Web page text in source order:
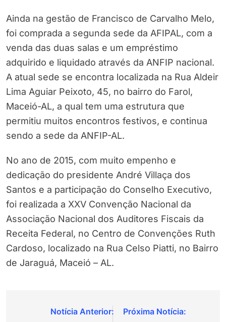
Ainda na gestão de Francisco de Carvalho Melo,
foi comprada a segunda sede da AFIPAL, com a
venda das duas salas e um empréstimo
adquirido e liquidado através da ANFIP nacional.
A atual sede se encontra localizada na Rua Aldeir
Lima Aguiar Peixoto, 45, no bairro do Farol,
Maceió-AL, a qual tem uma estrutura que
permitiu muitos encontros festivos, e continua
sendo a sede da ANFIP-AL.
No ano de 2015, com muito empenho e
dedicação do presidente André Villaça dos
Santos e a participação do Conselho Executivo,
foi realizada a XXV Convenção Nacional da
Associação Nacional dos Auditores Fiscais da
Receita Federal, no Centro de Convenções Ruth
Cardoso, localizado na Rua Celso Piatti, no Bairro
de Jaraguá, Maceió – AL.
Navegação